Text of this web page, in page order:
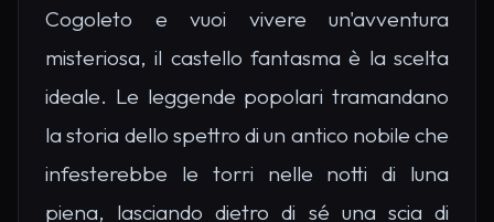
Cogoleto e vuoi vivere un'avventura
misteriosa, il castello fantasma è la scelta
ideale. Le leggende popolari tramandano
la storia dello spettro di un antico nobile che
infesterebbe le torri nelle notti di luna
piena, lasciando dietro di sé una scia di